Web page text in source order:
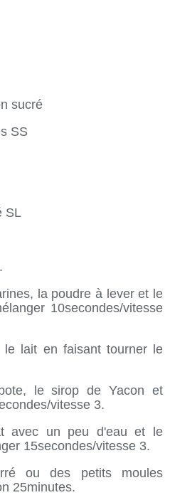
sucré
SS
SL
la poudre à lever et le
10secondes/vitesse
le lait en faisant tourner le
le sirop de Yacon et
vitesse 3.
avec un peu d'eau et le
15secondes/vitesse 3.
ou des petits moules
25minutes.